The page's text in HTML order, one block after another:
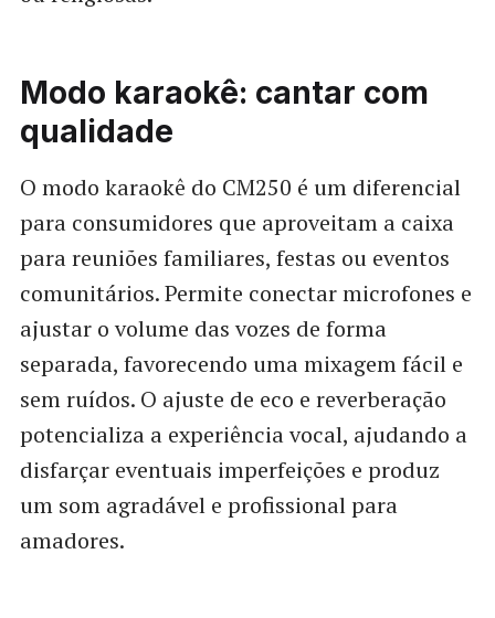
Modo karaokê: cantar com
qualidade
O modo karaokê do CM250 é um diferencial
para consumidores que aproveitam a caixa
para reuniões familiares, festas ou eventos
comunitários. Permite conectar microfones e
ajustar o volume das vozes de forma
separada, favorecendo uma mixagem fácil e
sem ruídos. O ajuste de eco e reverberação
potencializa a experiência vocal, ajudando a
disfarçar eventuais imperfeições e produz
um som agradável e profissional para
amadores.